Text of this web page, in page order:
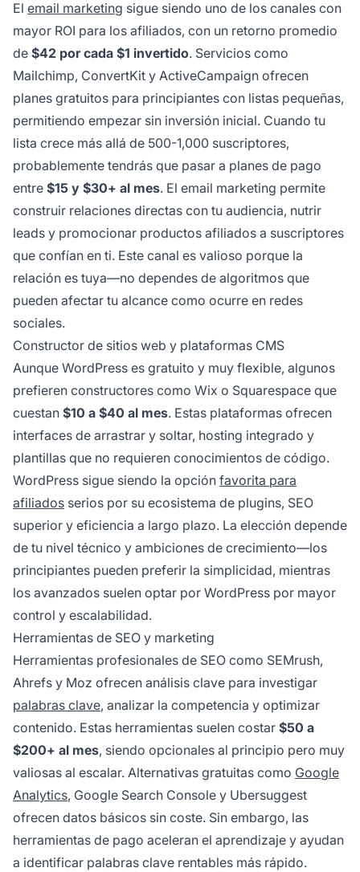
El email marketing sigue siendo uno de los canales con
mayor ROI para los afiliados, con un retorno promedio
de $42 por cada $1 invertido. Servicios como
Mailchimp, ConvertKit y ActiveCampaign ofrecen
planes gratuitos para principiantes con listas pequeñas,
permitiendo empezar sin inversión inicial. Cuando tu
lista crece más allá de 500-1,000 suscriptores,
probablemente tendrás que pasar a planes de pago
entre $15 y $30+ al mes. El email marketing permite
construir relaciones directas con tu audiencia, nutrir
leads y promocionar productos afiliados a suscriptores
que confían en ti. Este canal es valioso porque la
relación es tuya—no dependes de algoritmos que
pueden afectar tu alcance como ocurre en redes
sociales.
Constructor de sitios web y plataformas CMS
Aunque WordPress es gratuito y muy flexible, algunos
prefieren constructores como Wix o Squarespace que
cuestan $10 a $40 al mes. Estas plataformas ofrecen
interfaces de arrastrar y soltar, hosting integrado y
plantillas que no requieren conocimientos de código.
WordPress sigue siendo la opción favorita para
afiliados serios por su ecosistema de plugins, SEO
superior y eficiencia a largo plazo. La elección depende
de tu nivel técnico y ambiciones de crecimiento—los
principiantes pueden preferir la simplicidad, mientras
los avanzados suelen optar por WordPress por mayor
control y escalabilidad.
Herramientas de SEO y marketing
Herramientas profesionales de SEO como SEMrush,
Ahrefs y Moz ofrecen análisis clave para investigar
palabras clave, analizar la competencia y optimizar
contenido. Estas herramientas suelen costar $50 a
$200+ al mes, siendo opcionales al principio pero muy
valiosas al escalar. Alternativas gratuitas como Google
Analytics, Google Search Console y Ubersuggest
ofrecen datos básicos sin coste. Sin embargo, las
herramientas de pago aceleran el aprendizaje y ayudan
a identificar palabras clave rentables más rápido.